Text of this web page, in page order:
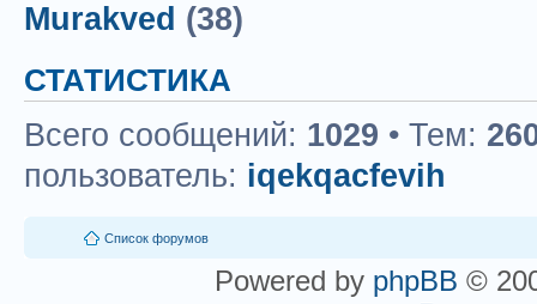
Murakved (38)
СТАТИСТИКА
Всего сообщений: 1029 • Тем:
пользователь: iqekqacfevih
Список форумов
Powered by phpBB ©